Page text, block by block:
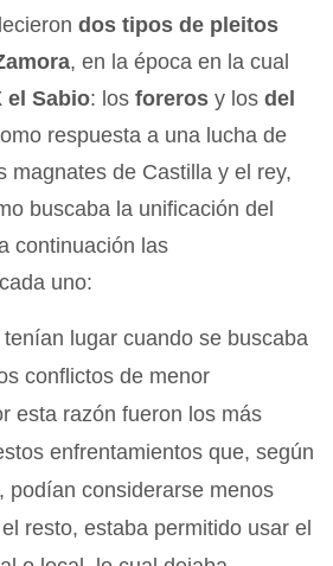
dos tipos de pleitos
, en la época en la cual
el Sabio: los foreros y los del
respuesta a una lucha de
magnates de Castilla y el rey,
buscaba la unificación del
continuación las
uno:
tenían lugar cuando se buscaba
conflictos de menor
esta razón fueron los más
enfrentamientos que, según
podían considerarse menos
resto, estaba permitido usar el